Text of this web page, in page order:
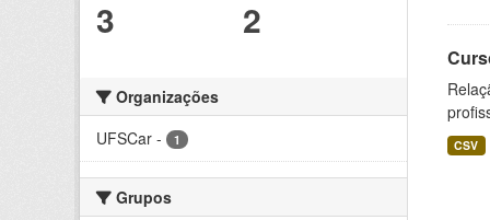
3 2
Organizações
UFSCar - 1
Grupos
CSV